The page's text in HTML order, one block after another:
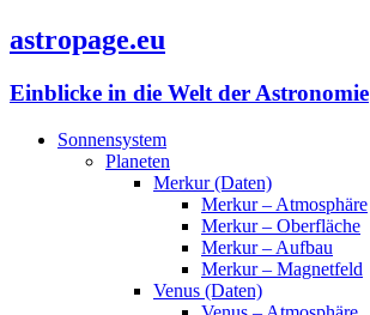
astropage.eu
Einblicke in die Welt der Astronomie
Sonnensystem
Planeten
Merkur (Daten)
Merkur – Atmosphäre
Merkur – Oberfläche
Merkur – Aufbau
Merkur – Magnetfeld
Venus (Daten)